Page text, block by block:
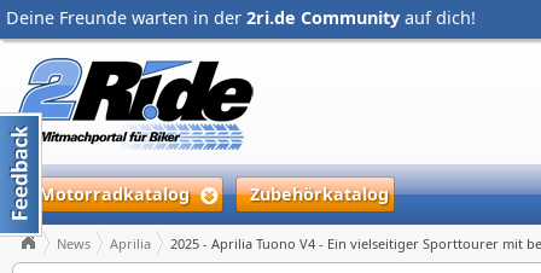
Deine Freunde warten in der 2ri.de Community auf dich!
Motorradkatalog Zubehörkatalog
News Aprilia 2025 - Aprilia Tuono V4 - Ein vielseitiger Sporttourer mit